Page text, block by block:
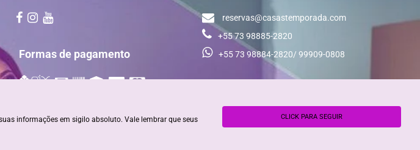
Formas de pagamento
reservas@casastemporada.com
+55 73 98885-2820
+55 73 98884-2820/ 99909-0808
informações em sigilo absoluto. Vale lembrar que seus
CLICK PARA SEGUIR